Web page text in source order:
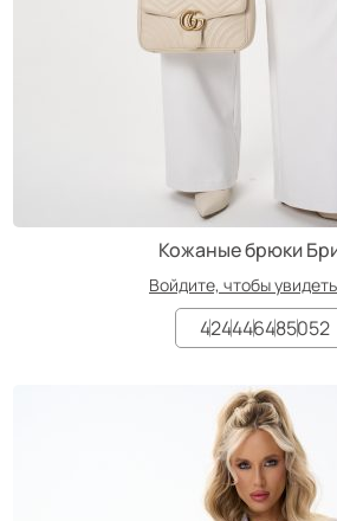
Кожаные брюки
Войдите, чтобы
424446485052